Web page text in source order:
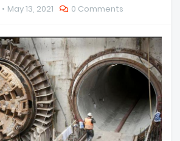
May 13, 2021 0 Comments